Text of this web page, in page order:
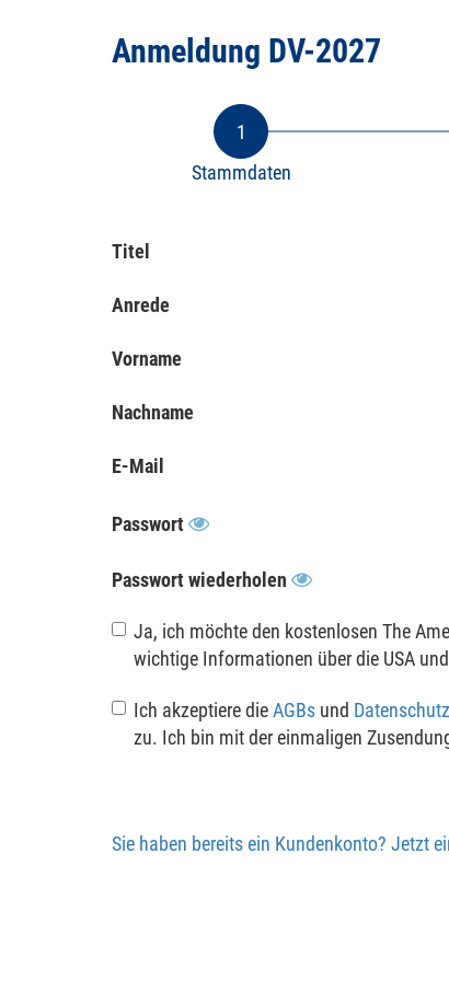
Anmeldung DV-2027
1
Stammdaten
Titel
Anrede
Vorname
Nachname
E-Mail
Passwort
Passwort wiederholen
Ja, ich möchte den kostenlosen The
wichtige Informationen über die USA
Ich akzeptiere dieAGBs und
zu. Ich bin mit der einmaligen
Sie haben bereits ein Kundenkonto? Jetzt